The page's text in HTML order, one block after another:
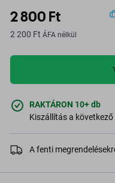
2 800 Ft
2 200 Ft ÁFA nélkül
RAKTÁRON 10+ db
Kiszállítás a
A fenti